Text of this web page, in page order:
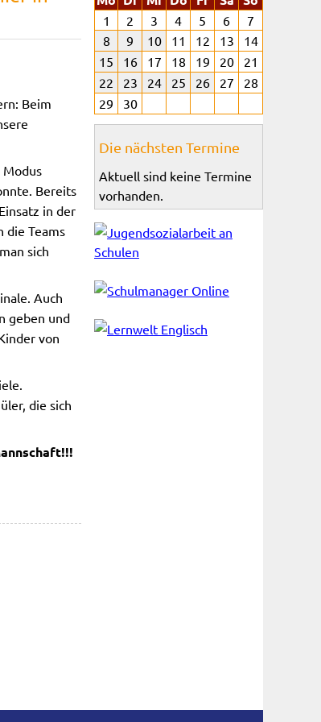
Beim
Modus
Bereits
in der
die Teams
sich
Auch
geben und
von
die sich
1 2 3 4 5 6
7
8
9 10 11 12 13
14
15
16 17 18 19 20
21
22
23 24 25 26 27
28
29
30
Die nächsten Termine
Aktuell sind keine Termine
vorhanden.